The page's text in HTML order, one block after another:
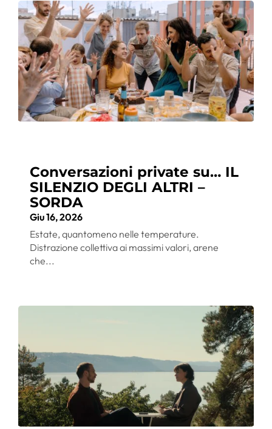
Conversazioni private su… IL
SILENZIO DEGLI ALTRI –
SORDA
Giu 16, 2026
Estate, quantomeno nelle temperature.
Distrazione collettiva ai massimi valori, arene
che...